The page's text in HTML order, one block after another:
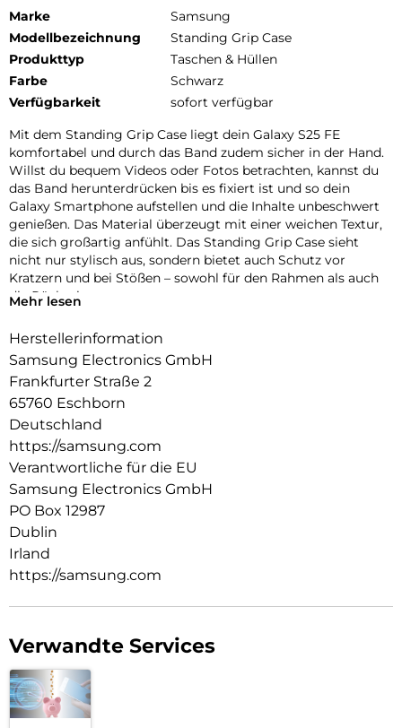
Marke
Samsung
Modellbezeichnung
Standing Grip Case
Produkttyp
Taschen & Hüllen
Farbe
Schwarz
Verfügbarkeit
sofort verfügbar
Mit dem Standing Grip Case liegt dein Galaxy S25 FE
komfortabel und durch das Band zudem sicher in der Hand.
Willst du bequem Videos oder Fotos betrachten, kannst du
das Band herunterdrücken bis es fixiert ist und so dein
Galaxy Smartphone aufstellen und die Inhalte unbeschwert
genießen. Das Material überzeugt mit einer weichen Textur,
die sich großartig anfühlt. Das Standing Grip Case sieht
nicht nur stylisch aus, sondern bietet auch Schutz vor
Kratzern und bei Stößen – sowohl für den Rahmen als auch
die Rückseite.
Mehr lesen
Herstellerinformation
Samsung Electronics GmbH
Frankfurter Straße 2
65760 Eschborn
Deutschland
https://samsung.com
Verantwortliche für die EU
Samsung Electronics GmbH
PO Box 12987
Dublin
Irland
https://samsung.com
Verwandte Services